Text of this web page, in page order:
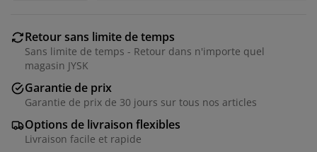
Retour sans limite de temps
Sans limite de temps - Retour dans n'importe quel
magasin JYSK
Garantie de prix
Garantie de prix de 30 jours sur tous nos articles
Options de livraison flexibles
Livraison facile et rapide